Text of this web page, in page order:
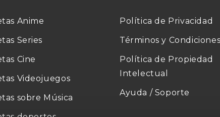
Anime
Series
Cine
Videojuegos
sobre Música
Política de Privacidad
Términos y
Política de Propiedad
Intelectual
Ayuda / Soporte